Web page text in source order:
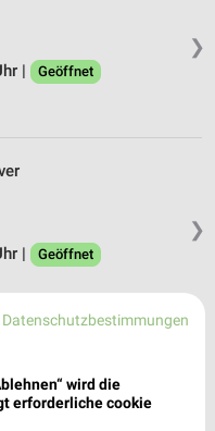
❯
|
Geöffnet
❯
|
Geöffnet
Datenschutzbestimmungen
wird die
erforderliche cookie